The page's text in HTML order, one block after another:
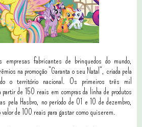
empresas fabricantes de brinquedos do mundo,
na promoção “Garanta o seu Natal”, criada pela
o território nacional. Os primeiros três mil
de 150 reais em compras da linha de produtos
pela Hasbro, no período de 01 e 10 de dezembro,
de 100 reais para gastar como quiserem.